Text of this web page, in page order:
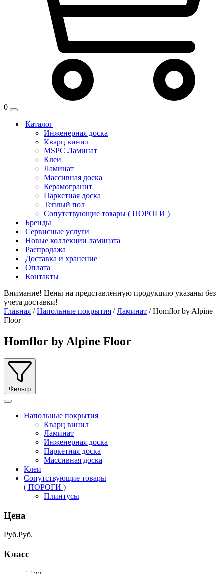
0
Каталог
Инженерная доска
Кварц винил
MSPC Ламинат
Клеи
Ламинат
Массивная доска
Керамогранит
Паркетная доска
Теплый пол
Сопутствующие товары ( ПОРОГИ )
Бренды
Сервисные услуги
Новые коллекции ламината
Распродажа
Доставка и хранение
Оплата
Контакты
Внимание! Цены на представленную продукцию указаны без
учета доставки!
Главная /Напольные покрытия /Ламинат / Homflor by Alpine
Floor
Homflor by Alpine Floor
Фильтр
Напольные покрытия
Кварц винил
Ламинат
Инженерная доска
Паркетная доска
Массивная доска
Клеи
Сопутствующие товары
( ПОРОГИ )
Плинтусы
Цена
Руб.Руб.
Класс